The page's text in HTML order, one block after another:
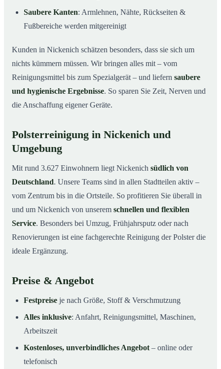
Saubere Kanten: Armlehnen, Nähte, Rückseiten &
Fußbereiche werden mitgereinigt
Kunden in Nickenich schätzen besonders, dass sie sich um
nichts kümmern müssen. Wir bringen alles mit – vom
Reinigungsmittel bis zum Spezialgerät – und liefern saubere
und hygienische Ergebnisse. So sparen Sie Zeit, Nerven und
die Anschaffung eigener Geräte.
Polsterreinigung in Nickenich und
Umgebung
Mit rund 3.627 Einwohnern liegt Nickenich südlich von
Deutschland. Unsere Teams sind in allen Stadtteilen aktiv –
vom Zentrum bis in die Ortsteile. So profitieren Sie überall in
und um Nickenich von unserem schnellen und flexiblen
Service. Besonders bei Umzug, Frühjahrsputz oder nach
Renovierungen ist eine fachgerechte Reinigung der Polster die
ideale Ergänzung.
Preise & Angebot
Festpreise je nach Größe, Stoff & Verschmutzung
Alles inklusive: Anfahrt, Reinigungsmittel, Maschinen,
Arbeitszeit
Kostenloses, unverbindliches Angebot – online oder
telefonisch